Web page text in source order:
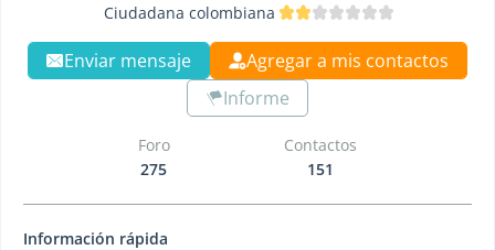
Ciudadana colombiana
Enviar mensaje
Agregar a mis contactos
Informe
Foro
275
Contactos
151
Información rápida